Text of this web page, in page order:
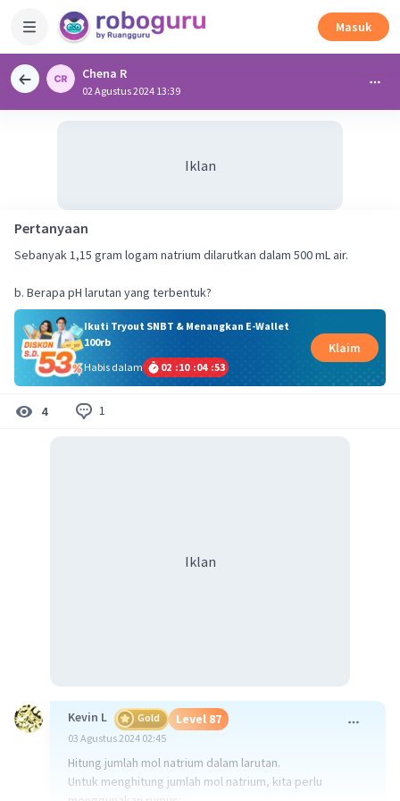
Masuk
Chena R
02 Agustus 2024 13:39
Iklan
Pertanyaan
Sebanyak 1,15 gram logam natrium dilarutkan dalam 500 mL air.
Ikuti Tryout SNBT & Menangkan E-Wallet
100rb
Habis dalam
02 :10 :04 :53
Klaim
4 1
Iklan
Kevin L Gold Level 87
03 Agustus 2024 02:45
Hitung jumlah mol natrium dalam larutan.
Untuk menghitung jumlah mol natrium, kita perlu